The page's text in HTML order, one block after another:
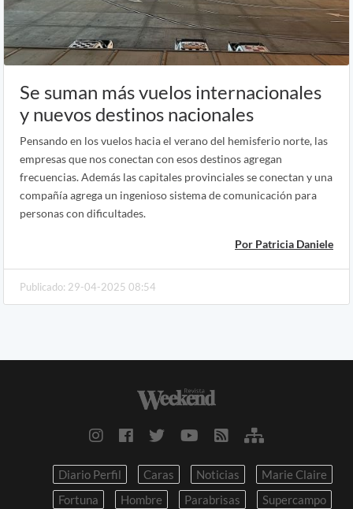
Se suman más vuelos internacionales
y nuevos destinos nacionales
Pensando en los vuelos hacia el verano del hemisferio norte, las
empresas que nos conectan con esos destinos agregan
frecuencias. Además las capitales provinciales se conectan y una
compañía agrega un ingenioso sistema de comunicación para
personas con dificultades.
Por Patricia Daniele
Publicado: 29-04-2025 08:54
Diario Perfil Caras Noticias
Marie Claire
Fortuna
Hombre Parabrisas Supercampo